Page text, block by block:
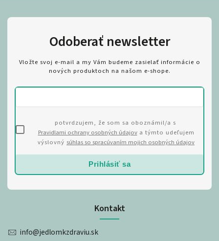
Kontakt
info@jedlomkzdraviu.sk
Odoberať newsletter
Vložte svoj e-mail a my Vám budeme zasielať informácie o
nových produktoch na našom e-shope.
potvrdzujem, že som sa oboznámil/a s
Pravidlami ochrany osobných údajova týmto udeľujem
výslovný súhlas so spracúvaním mojich osobných údajov
Prihlásiť sa